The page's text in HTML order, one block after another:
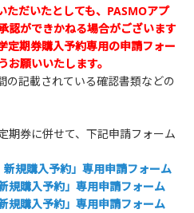
だいたとしても、PASMOアプ
認ができかねる場合がございます
定期券購入予約専用の申請フォー
お願いいたします。
記載されている確認書類などの
期券に併せて、下記申請フォーム
新規購入予約」専用申請フォーム
規購入予約」専用申請フォーム
規購入予約」専用申請フォーム